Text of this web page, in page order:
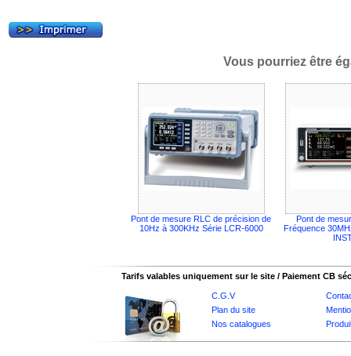
Vous pourriez être
Pont de mesure RLC de précision de
10Hz à 300KHz Série LCR-6000
Pont de
Fréquence
Tarifs valables uniquement sur le site / Paiement CB
C.G.V
Plan du site
Nos catalogues